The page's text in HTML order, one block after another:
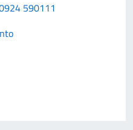
590111